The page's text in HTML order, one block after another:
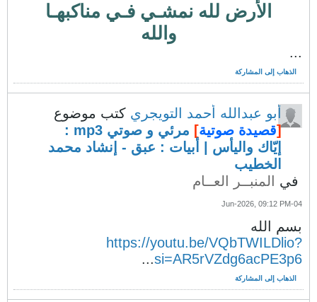
الأرض لله نمشـي فـي مناكبهـا
والله
...
الذهاب إلى المشاركة
أبو عبدالله أحمد التويجري كتب موضوع
[قصيدة صوتية]
مرئي و صوتي mp3 :
إيّاك واليأس | أبيات : عبق - إنشاد محمد
الخطيب
في
المنبــر العــام
04-Jun-2026, 09:12 PM
بسم الله
https://youtu.be/VQbTWILDlio?
si=AR5rVZdg6acPE3p6
...
الذهاب إلى المشاركة